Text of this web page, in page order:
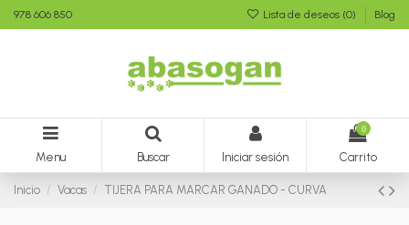
978 606 850 Lista de deseos (0) Blog
Menu Buscar Iniciar sesión
0
Carrito
Inicio Vacas TIJERA PARA MARCAR GANADO - CURVA